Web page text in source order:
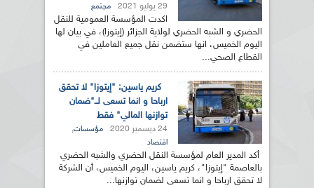
29 يوليو 2021 مجتمع
اكدت المؤسسة العمومية للنقل
الحضري و الشبه الحضري لولاية الجزائر (إيتوزا)، في بيان لها
اليوم الخميس، انها ستضمن نقل جميع العاملين في
القطاع الصحي...
كريم ياسين: "إيتوزا" لا تحقق
ارباحا و انما تسعى لــ"ضمان
توازنها المالي" فقط
24 ديسمبر 2020 مؤسسات,
اقتصاد
أكد المدير العام لمؤسسة النقل الحضري والشبه الحضري
بالعاصمة "إيتوزا"، كريم ياسين، اليوم الخميس، أن الشركة
لا تحقق ارباحا و انما تسعى لضمان توازنها...